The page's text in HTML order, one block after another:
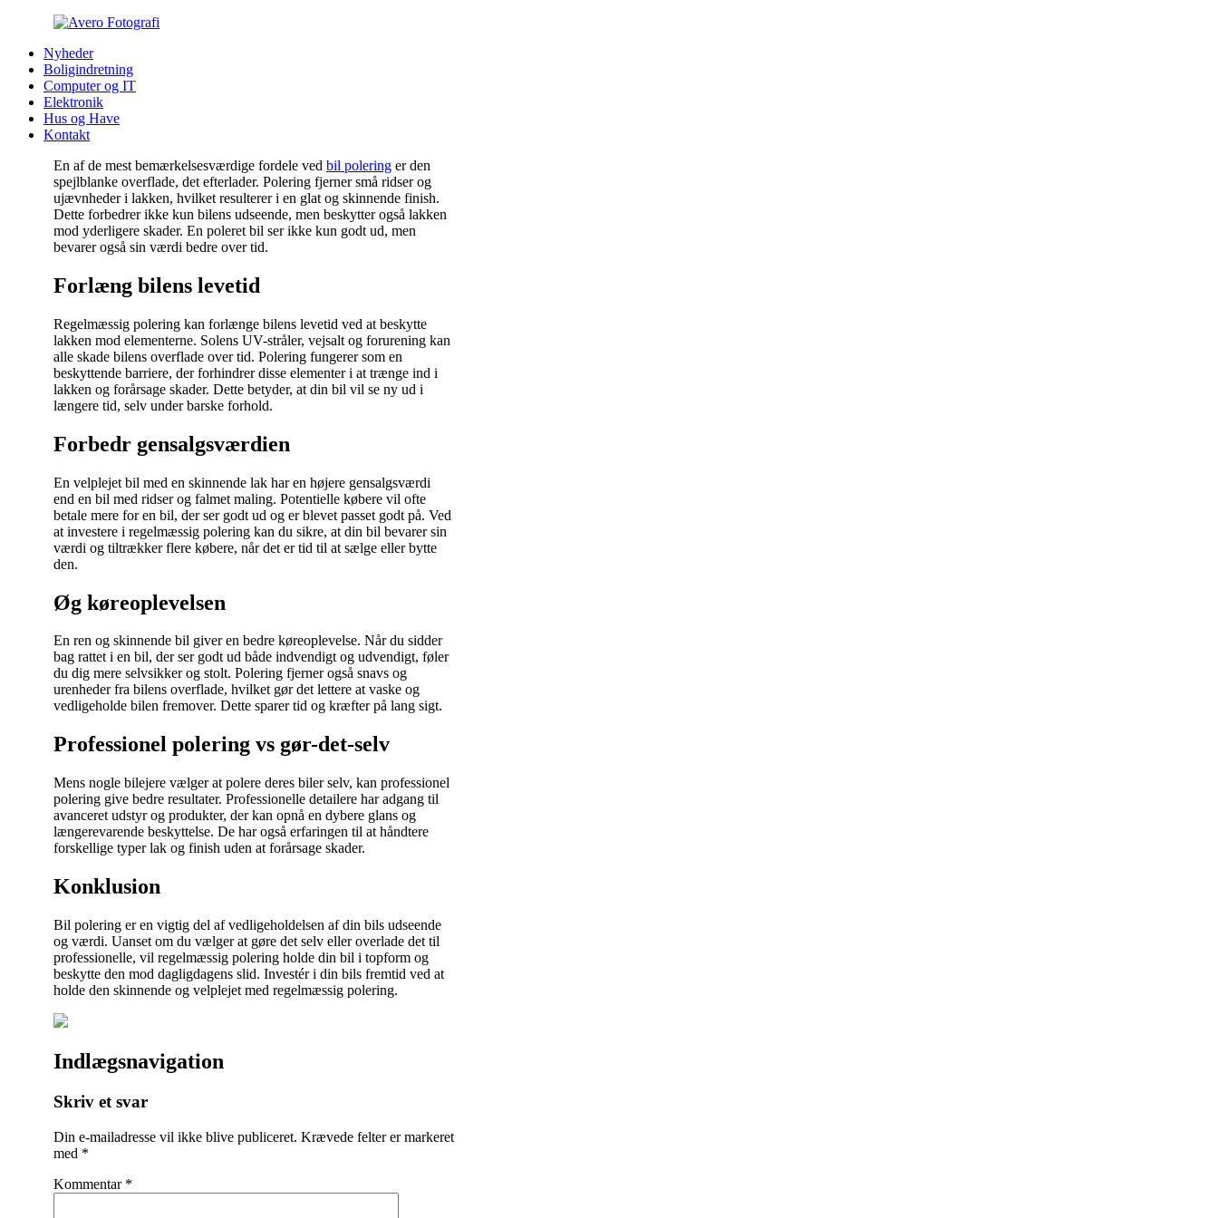
Nyheder
Boligindretning
Computer og IT
Elektronik
Hus og Have
Kontakt
En af de mest bemærkelsesværdige fordele ved bil polering er den
spejlblanke overflade, det efterlader. Polering fjerner små ridser og
ujævnheder i lakken, hvilket resulterer i en glat og skinnende finish.
Dette forbedrer ikke kun bilens udseende, men beskytter også lakken
mod yderligere skader. En poleret bil ser ikke kun godt ud, men
bevarer også sin værdi bedre over tid.
Forlæng bilens levetid
Regelmæssig polering kan forlænge bilens levetid ved at beskytte
lakken mod elementerne. Solens UV-stråler, vejsalt og forurening kan
alle skade bilens overflade over tid. Polering fungerer som en
beskyttende barriere, der forhindrer disse elementer i at trænge ind i
lakken og forårsage skader. Dette betyder, at din bil vil se ny ud i
længere tid, selv under barske forhold.
Forbedr gensalgsværdien
En velplejet bil med en skinnende lak har en højere gensalgsværdi
end en bil med ridser og falmet maling. Potentielle købere vil ofte
betale mere for en bil, der ser godt ud og er blevet passet godt på. Ved
at investere i regelmæssig polering kan du sikre, at din bil bevarer sin
værdi og tiltrækker flere købere, når det er tid til at sælge eller bytte
den.
Øg køreoplevelsen
En ren og skinnende bil giver en bedre køreoplevelse. Når du sidder
bag rattet i en bil, der ser godt ud både indvendigt og udvendigt, føler
du dig mere selvsikker og stolt. Polering fjerner også snavs og
urenheder fra bilens overflade, hvilket gør det lettere at vaske og
vedligeholde bilen fremover. Dette sparer tid og kræfter på lang sigt.
Professionel polering vs gør-det-selv
Mens nogle bilejere vælger at polere deres biler selv, kan professionel
polering give bedre resultater. Professionelle detailere har adgang til
avanceret udstyr og produkter, der kan opnå en dybere glans og
længerevarende beskyttelse. De har også erfaringen til at håndtere
forskellige typer lak og finish uden at forårsage skader.
Konklusion
Bil polering er en vigtig del af vedligeholdelsen af din bils udseende
og værdi. Uanset om du vælger at gøre det selv eller overlade det til
professionelle, vil regelmæssig polering holde din bil i topform og
beskytte den mod dagligdagens slid. Investér i din bils fremtid ved at
holde den skinnende og velplejet med regelmæssig polering.
Indlægsnavigation
Skriv et svar
Din e-mailadresse vil ikke blive publiceret. Krævede felter er markeret
med *
Kommentar *